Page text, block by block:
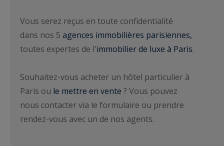
Vous serez reçus en toute confidentialité
dans nos 5 agences immobilières parisiennes,
toutes expertes de l'immobilier de luxe à Paris.
Souhaitez-vous acheter un hôtel particulier à
Paris ou le mettre en vente ? Vous pouvez
nous contacter via le formulaire ou prendre
rendez-vous avec un de nos agents.